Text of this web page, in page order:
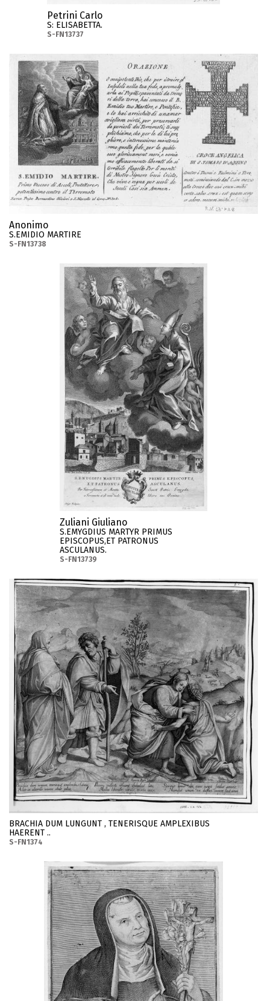
Petrini Carlo
S: ELISABETTA.
S-FN13737
Anonimo
S.EMIDIO MARTIRE
S-FN13738
Zuliani Giuliano
S.EMYGDIUS MARTYR PRIMUS
EPISCOPUS,ET PATRONUS
ASCULANUS.
S-FN13739
BRACHIA DUM LUNGUNT , TENERISQUE AMPLEXIBUS
HAERENT ..
S-FN1374